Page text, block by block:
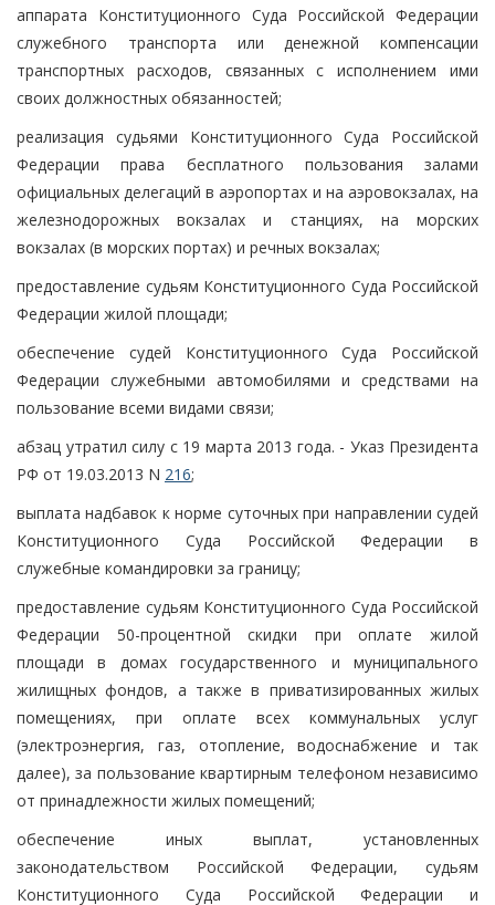
аппарата Конституционного Суда Российской Федерации
служебного транспорта или денежной компенсации
транспортных расходов, связанных с исполнением ими
своих должностных обязанностей;
реализация судьями Конституционного Суда Российской
Федерации права бесплатного пользования залами
официальных делегаций в аэропортах и на аэровокзалах, на
железнодорожных вокзалах и станциях, на морских
вокзалах (в морских портах) и речных вокзалах;
предоставление судьям Конституционного Суда Российской
Федерации жилой площади;
обеспечение судей Конституционного Суда Российской
Федерации служебными автомобилями и средствами на
пользование всеми видами связи;
абзац утратил силу с 19 марта 2013 года. - Указ Президента
РФ от 19.03.2013 N 216;
выплата надбавок к норме суточных при направлении судей
Конституционного Суда Российской Федерации в
служебные командировки за границу;
предоставление судьям Конституционного Суда Российской
Федерации 50-процентной скидки при оплате жилой
площади в домах государственного и муниципального
жилищных фондов, а также в приватизированных жилых
помещениях, при оплате всех коммунальных услуг
(электроэнергия, газ, отопление, водоснабжение и так
далее), за пользование квартирным телефоном независимо
от принадлежности жилых помещений;
обеспечение иных выплат, установленных
законодательством Российской Федерации, судьям
Конституционного Суда Российской Федерации и